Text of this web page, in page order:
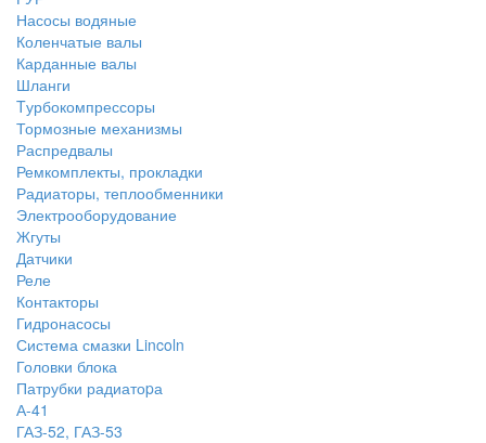
Насосы водяные
Коленчатые валы
Карданные валы
Шланги
Tурбокомпрессоры
Тормозные механизмы
Распредвалы
Ремкомплекты, прокладки
Радиаторы, теплообменники
Электрооборудование
Жгуты
Датчики
Реле
Контакторы
Гидронасосы
Система смазки Lincoln
Головки блока
Патрубки радиатоpа
А-41
ГАЗ-52, ГАЗ-53